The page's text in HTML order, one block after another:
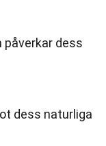
påverkar dess
dess naturliga